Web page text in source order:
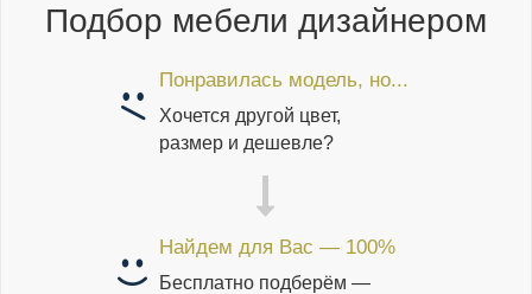
Подбор мебели дизайнером
Понравилась модель, но...
Хочется другой цвет,
размер и дешевле?
Найдем для Вас — 100%
Бесплатно подберём —